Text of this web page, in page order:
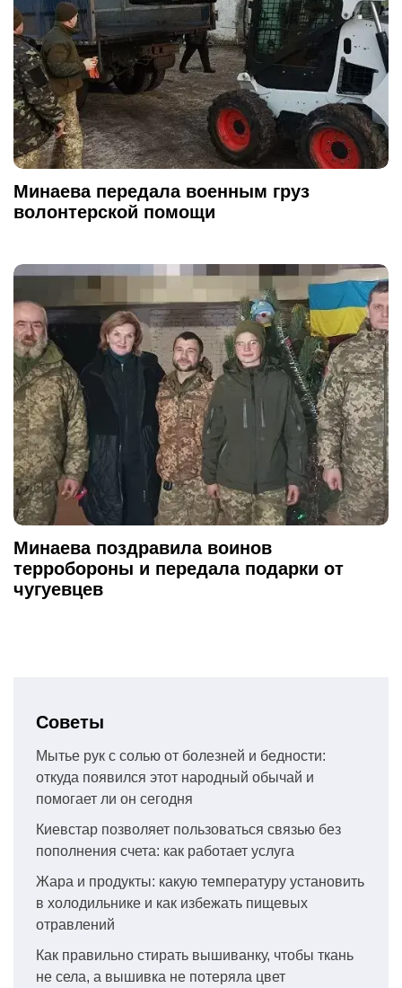
Минаева передала военным груз
волонтерской помощи
Минаева поздравила воинов
терробороны и передала подарки от
чугуевцев
Советы
Мытье рук с солью от болезней и бедности:
откуда появился этот народный обычай и
помогает ли он сегодня
Киевстар позволяет пользоваться связью без
пополнения счета: как работает услуга
Жара и продукты: какую температуру установить
в холодильнике и как избежать пищевых
отравлений
Как правильно стирать вышиванку, чтобы ткань
не села, а вышивка не потеряла цвет